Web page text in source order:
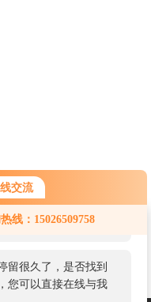
交流
线：15026509758
来咨询，很高兴为您
要咨询什么问题呢？
留很久了，是否找到
您可以直接在线与我